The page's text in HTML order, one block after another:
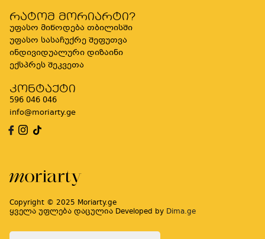
რატომ მორიარტი?
უფასო მიწოდება თბილისში
უფასო სასაჩუქრე შეფუთვა
ინდივიდუალური დიზაინი
ექსპრეს შეკვეთა
კონტაქტი
596 046 046
info@moriarty.ge
Copyright © 2025 Moriarty.ge
ყველა უფლება დაცულია Developed by Dima.ge